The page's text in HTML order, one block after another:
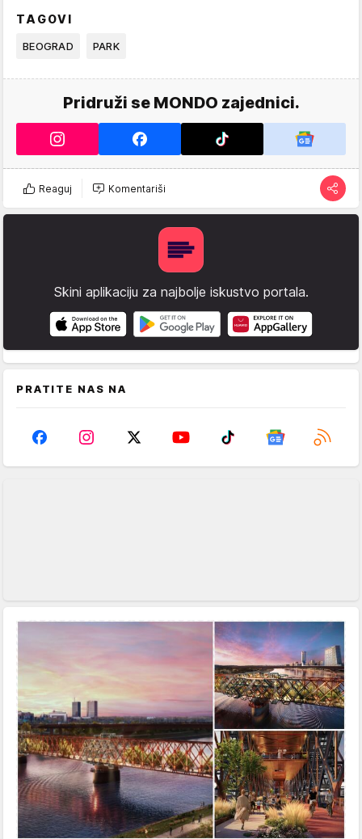
TAGOVI
BEOGRAD PARK
Pridruži se MONDO zajednici.
Reaguj Komentariši
Skini aplikaciju za najbolje iskustvo portala.
PRATITE NAS NA